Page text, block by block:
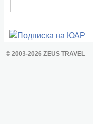
© 2003-2026 ZEUS TRAVEL